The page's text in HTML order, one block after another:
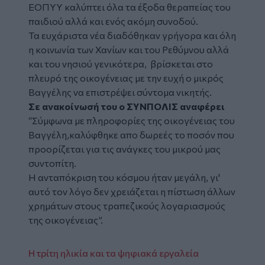
ΕΟΠΥΥ καλύπτει όλα τα έξοδα θεραπείας του
παιδιού αλλά και ενός ακόμη συνοδού.
Τα ευχάριστα νέα διαδόθηκαν γρήγορα και όλη
η κοινωνία των Χανίων και του Ρεθύμνου αλλά
και του νησιού γενικότερα, βρίσκεται στο
πλευρό της οικογένειας με την ευχή ο μικρός
Βαγγέλης να επιστρέψει σύντομα νικητής.
Σε ανακοίνωσή του ο ΣΥΝΠΟΛΙΣ αναφέρει
“Σύμφωνα με πληροφορίες της οικογένειας του
Βαγγέλη,καλύφθηκε απο δωρεές το ποσόν που
προορίζεται για τις ανάγκες του μικρού μας
συντοπίτη.
Η ανταπόκριση του κόσμου ήταν μεγάλη, γι'
αυτό τον λόγο δεν χρειάζεται η πίστωση άλλων
χρημάτων στους τραπεζικούς λογαριασμούς
της οικογένειας”.
Η τρίτη ηλικία και τα ψηφιακά εργαλεία